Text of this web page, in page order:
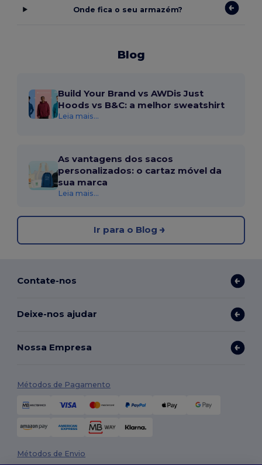
Onde fica o seu armazém?
Blog
Build Your Brand vs AWDis Just
Hoods vs B&C: a melhor sweatshirt
Leia mais...
As vantagens dos sacos
personalizados: o cartaz móvel da
sua marca
Leia mais...
Ir para o Blog
Contate-nos
Deixe-nos ajudar
Nossa Empresa
Métodos de Pagamento
Métodos de Envio